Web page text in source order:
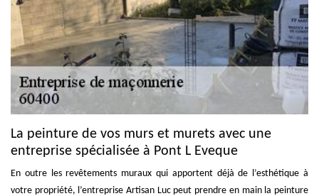
La peinture de vos murs et murets avec une
entreprise spécialisée à Pont L Eveque
En outre les revêtements muraux qui apportent déjà de l’esthétique à
votre propriété, l’entreprise Artisan Luc peut prendre en main la peinture